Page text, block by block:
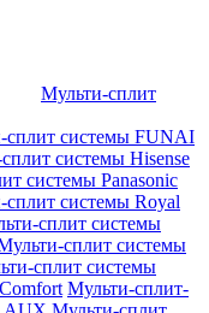
Мульти-сплит
сплит системы FUNAI
системы Hisense
системы Panasonic
сплит системы Royal
сплит системы
сплит системы
сплит системы
Мульти-сплит-